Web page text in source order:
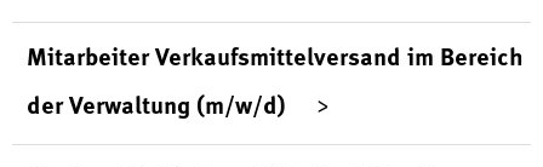
Mitarbeiter Verkaufsmittelversand im Bereich
der Verwaltung (m/w/d)